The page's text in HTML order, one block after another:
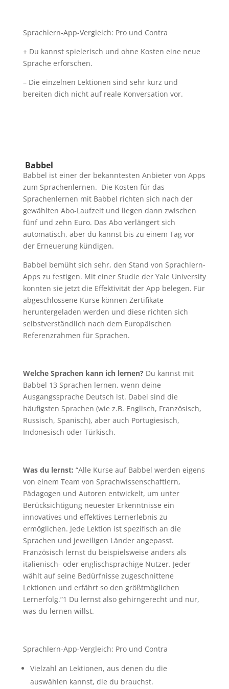
Sprachlern-App-Vergleich: Pro und Contra
+ Du kannst spielerisch und ohne Kosten eine neue
Sprache erforschen.
– Die einzelnen Lektionen sind sehr kurz und
bereiten dich nicht auf reale Konversation vor.
Babbel
Babbel ist einer der bekanntesten Anbieter von Apps
zum Sprachenlernen. Die Kosten für das
Sprachenlernen mit Babbel richten sich nach der
gewählten Abo-Laufzeit und liegen dann zwischen
fünf und zehn Euro. Das Abo verlängert sich
automatisch, aber du kannst bis zu einem Tag vor
der Erneuerung kündigen.
Babbel bemüht sich sehr, den Stand von Sprachlern-
Apps zu festigen. Mit einer Studie der Yale University
konnten sie jetzt die Effektivität der App belegen. Für
abgeschlossene Kurse können Zertifikate
heruntergeladen werden und diese richten sich
selbstverständlich nach dem Europäischen
Referenzrahmen für Sprachen.
Welche Sprachen kann ich lernen? Du kannst mit
Babbel 13 Sprachen lernen, wenn deine
Ausgangssprache Deutsch ist. Dabei sind die
häufigsten Sprachen (wie z.B. Englisch, Französisch,
Russisch, Spanisch), aber auch Portugiesisch,
Indonesisch oder Türkisch.
Was du lernst: “Alle Kurse auf Babbel werden eigens
von einem Team von Sprachwissenschaftlern,
Pädagogen und Autoren entwickelt, um unter
Berücksichtigung neuester Erkenntnisse ein
innovatives und effektives Lernerlebnis zu
ermöglichen. Jede Lektion ist spezifisch an die
Sprachen und jeweiligen Länder angepasst.
Französisch lernst du beispielsweise anders als
italienisch- oder englischsprachige Nutzer. Jeder
wählt auf seine Bedürfnisse zugeschnittene
Lektionen und erfährt so den größtmöglichen
Lernerfolg.”1 Du lernst also gehirngerecht und nur,
was du lernen willst.
Sprachlern-App-Vergleich: Pro und Contra
Vielzahl an Lektionen, aus denen du die
auswählen kannst, die du brauchst.